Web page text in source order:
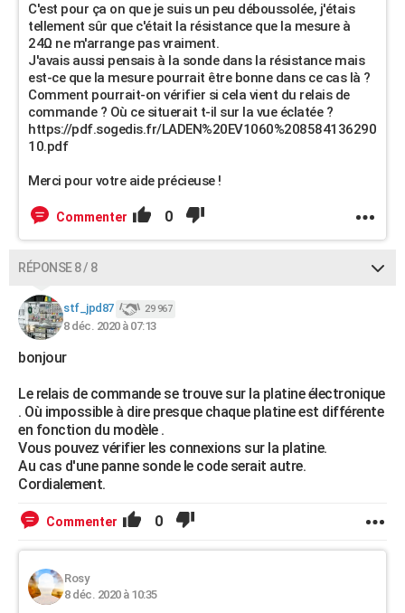
C'est pour ça on que je suis un peu déboussolée, j'étais
tellement sûr que c'était la résistance que la mesure à
24Ω ne m'arrange pas vraiment.
J'avais aussi pensais à la sonde dans la résistance mais
est-ce que la mesure pourrait être bonne dans ce cas là ?
Comment pourrait-on vérifier si cela vient du relais de
commande ? Où ce situerait t-il sur la vue éclatée ?
https://pdf.sogedis.fr/LADEN%20EV1060%208584136290
10.pdf
Merci pour votre aide précieuse !
Commenter 0
RÉPONSE 8 / 8
stf_jpd87 29 967
8 déc. 2020 à 07:13
bonjour
Le relais de commande se trouve sur la platine électronique
. Où impossible à dire presque chaque platine est différente
en fonction du modèle .
Vous pouvez vérifier les connexions sur la platine.
Au cas d'une panne sonde le code serait autre.
Cordialement.
Commenter 0
Rosy
8 déc. 2020 à 10:35